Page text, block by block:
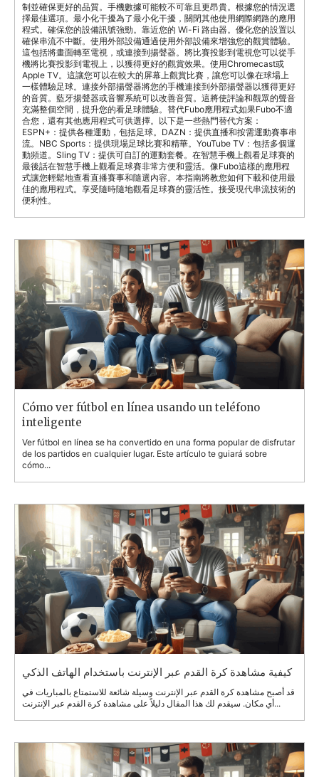
Cómo ver fútbol en línea usando un teléfono
inteligente
de los partidos en cualquier lugar. Este artículo te guiará sobre
cómo...
كيفية مشاهدة كرة القدم عبر الإنترنت باستخدام الهاتف الذكي
قد أصبح مشاهدة كرة القدم عبر الإنترنت وسيلة شائعة للاستمتاع بالمباريات في
Comment regarder le football en ligne en utilisant
un smartphone
profiter des matchs n'importe où. Cet article vous guidera pour
regarder efficacement du football...